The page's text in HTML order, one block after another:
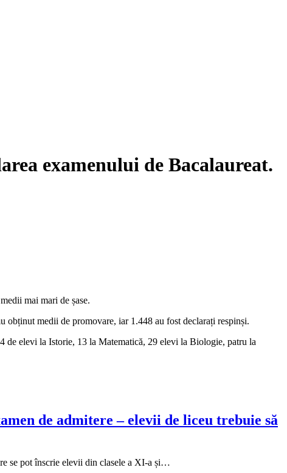
examenului de Bacalaureat.
mai mari de șase.
obținut medii de promovare, iar 1.448 au fost declarați respinși.
elevi la Istorie, 13 la Matematică, 29 elevi la Biologie, patru la
de admitere – elevii de liceu trebuie să
se pot înscrie elevii din clasele a XI-a și…